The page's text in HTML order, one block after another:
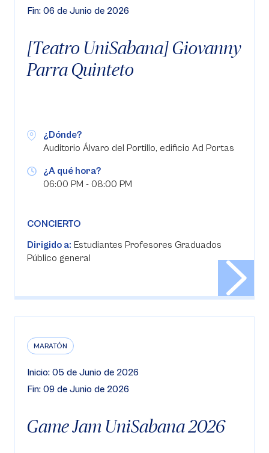
Fin: 06 de Junio de 2026
[Teatro UniSabana] Giovanny
Parra Quinteto
¿Dónde?
Auditorio Álvaro del Portillo, edificio Ad Portas
¿A qué hora?
06:00 PM - 08:00 PM
CONCIERTO
Dirigido a: Estudiantes Profesores Graduados
Público general
MARATÓN
Inicio: 05 de Junio de 2026
Fin: 09 de Junio de 2026
Game Jam UniSabana 2026